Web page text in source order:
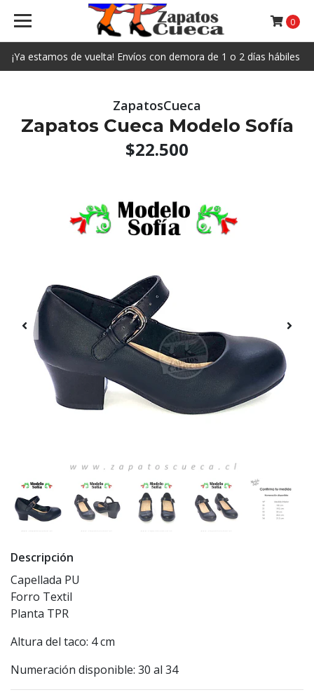
¡Ya estamos de vuelta! Envíos con demora de 1 o 2 días hábiles
0
ZapatosCueca
Zapatos Cueca Modelo Sofía
$22.500
Descripción
Capellada PU
Forro Textil
Planta TPR
Altura del taco: 4 cm
Numeración disponible: 30 al 34